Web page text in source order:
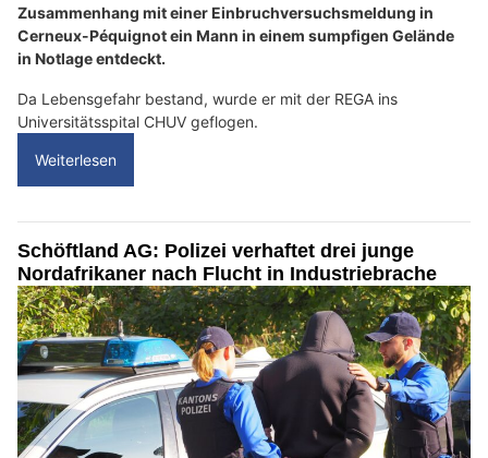
Zusammenhang mit einer Einbruchversuchsmeldung in
Cerneux-Péquignot ein Mann in einem sumpfigen Gelände
in Notlage entdeckt.
Da Lebensgefahr bestand, wurde er mit der REGA ins
Universitätsspital CHUV geflogen.
Weiterlesen
Schöftland AG: Polizei verhaftet drei junge
Nordafrikaner nach Flucht in Industriebrache